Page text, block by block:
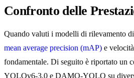
Confronto delle
Quando valuti i modelli di rilevamento
mean average precision (mAP) e
fondamentale. Di seguito è riportato un
YOLOv6-3.0 e DAMO-YOLO su